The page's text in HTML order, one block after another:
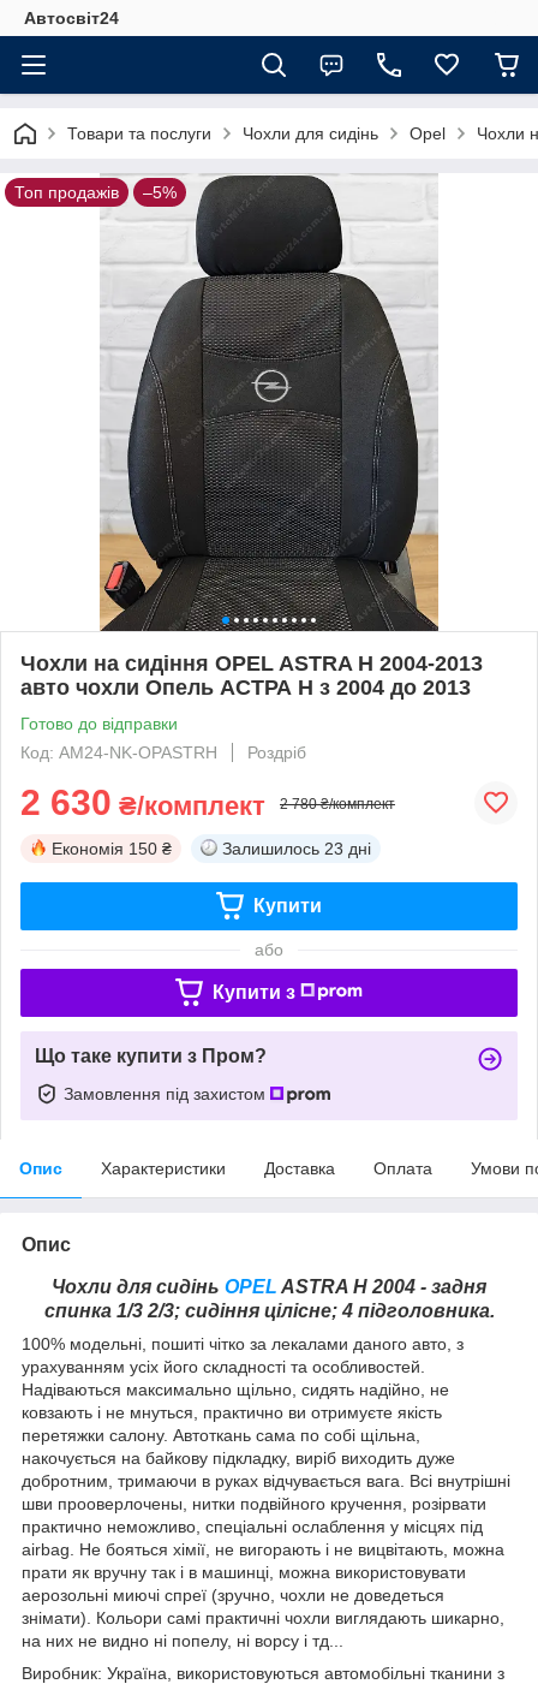
Автосвіт24
Товари та послуги Чохли для сидінь Opel Чохли
Топ продажів –5%
Чохли на сидіння OPEL ASTRA H 2004-2013
авто чохли Опель АСТРА Н з 2004 до 2013
Готово до відправки
Код: AM24-NK-OPASTRH
Роздріб
2 630 ₴/комплект 2 780 ₴/комплект
Економія 150 ₴ Залишилось 23 дні
Купити
або
Купити з
Що таке купити з Пром?
Замовлення під захистом
Опис Характеристики Доставка Оплата Умови
Опис
Чохли для сидінь OPEL ASTRA H 2004 - задня
спинка 1/3 2/3; сидіння цілісне; 4 підголовника.
100% модельні, пошиті чітко за лекалами даного авто, з
урахуванням усіх його складності та особливостей.
Надіваються максимально щільно, сидять надійно, не
ковзають і не мнуться, практично ви отримуєте якість
перетяжки салону. Автоткань сама по собі щільна,
накочується на байкову підкладку, виріб виходить дуже
добротним, тримаючи в руках відчувається вага. Всі внутрішні
шви прооверлочены, нитки подвійного кручення, розірвати
практично неможливо, спеціальні ослаблення у місцях під
airbag. Не бояться хімії, не вигорають і не вицвітають, можна
прати як вручну так і в машинці, можна використовувати
аерозольні миючі спреї (зручно, чохли не доведеться
знімати). Кольори самі практичні чохли виглядають шикарно,
на них не видно ні попелу, ні ворсу і тд...
Виробник: Україна, використовуються автомобільні тканини з